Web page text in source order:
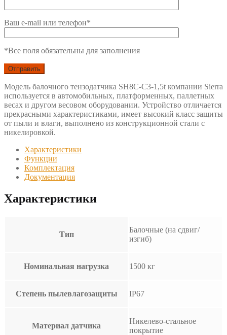
Ваш e-mail или телефон*
*Все поля обязательны для заполнения
Модель балочного тензодатчика SH8C-C3-1,5t компании Sierra
используется в автомобильных, платформенных, паллетных
весах и другом весовом оборудовании. Устройство отличается
прекрасными характеристиками, имеет высокий класс защиты
от пыли и влаги, выполнено из конструкционной стали с
никелировкой.
Характеристики
Функции
Комплектация
Документация
Характеристики
Тип
Балочные (на сдвиг/
изгиб)
Номинальная нагрузка 1500 кг
Степень пылевлагозащиты IP67
Материал датчика
Никелево-стальное
покрытие